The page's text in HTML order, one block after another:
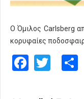
Ο Όμιλος Carlsberg
κορυφαίες